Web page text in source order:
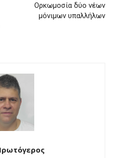
Ορκωμοσία δύο νέων
μόνιμων υπαλλήλων